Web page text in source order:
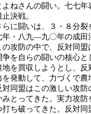
よねさんの闘い。七七
決戦。
に闘いは、３・８分裂
年・八九―九〇年の成田
攻防の中で、反対同
争を自らの闘いの核心
地を買収しようとし、
を発動して、力づくで
同盟はこの激しい攻防
みとってきた。実力攻
打ち破ってきた。反対